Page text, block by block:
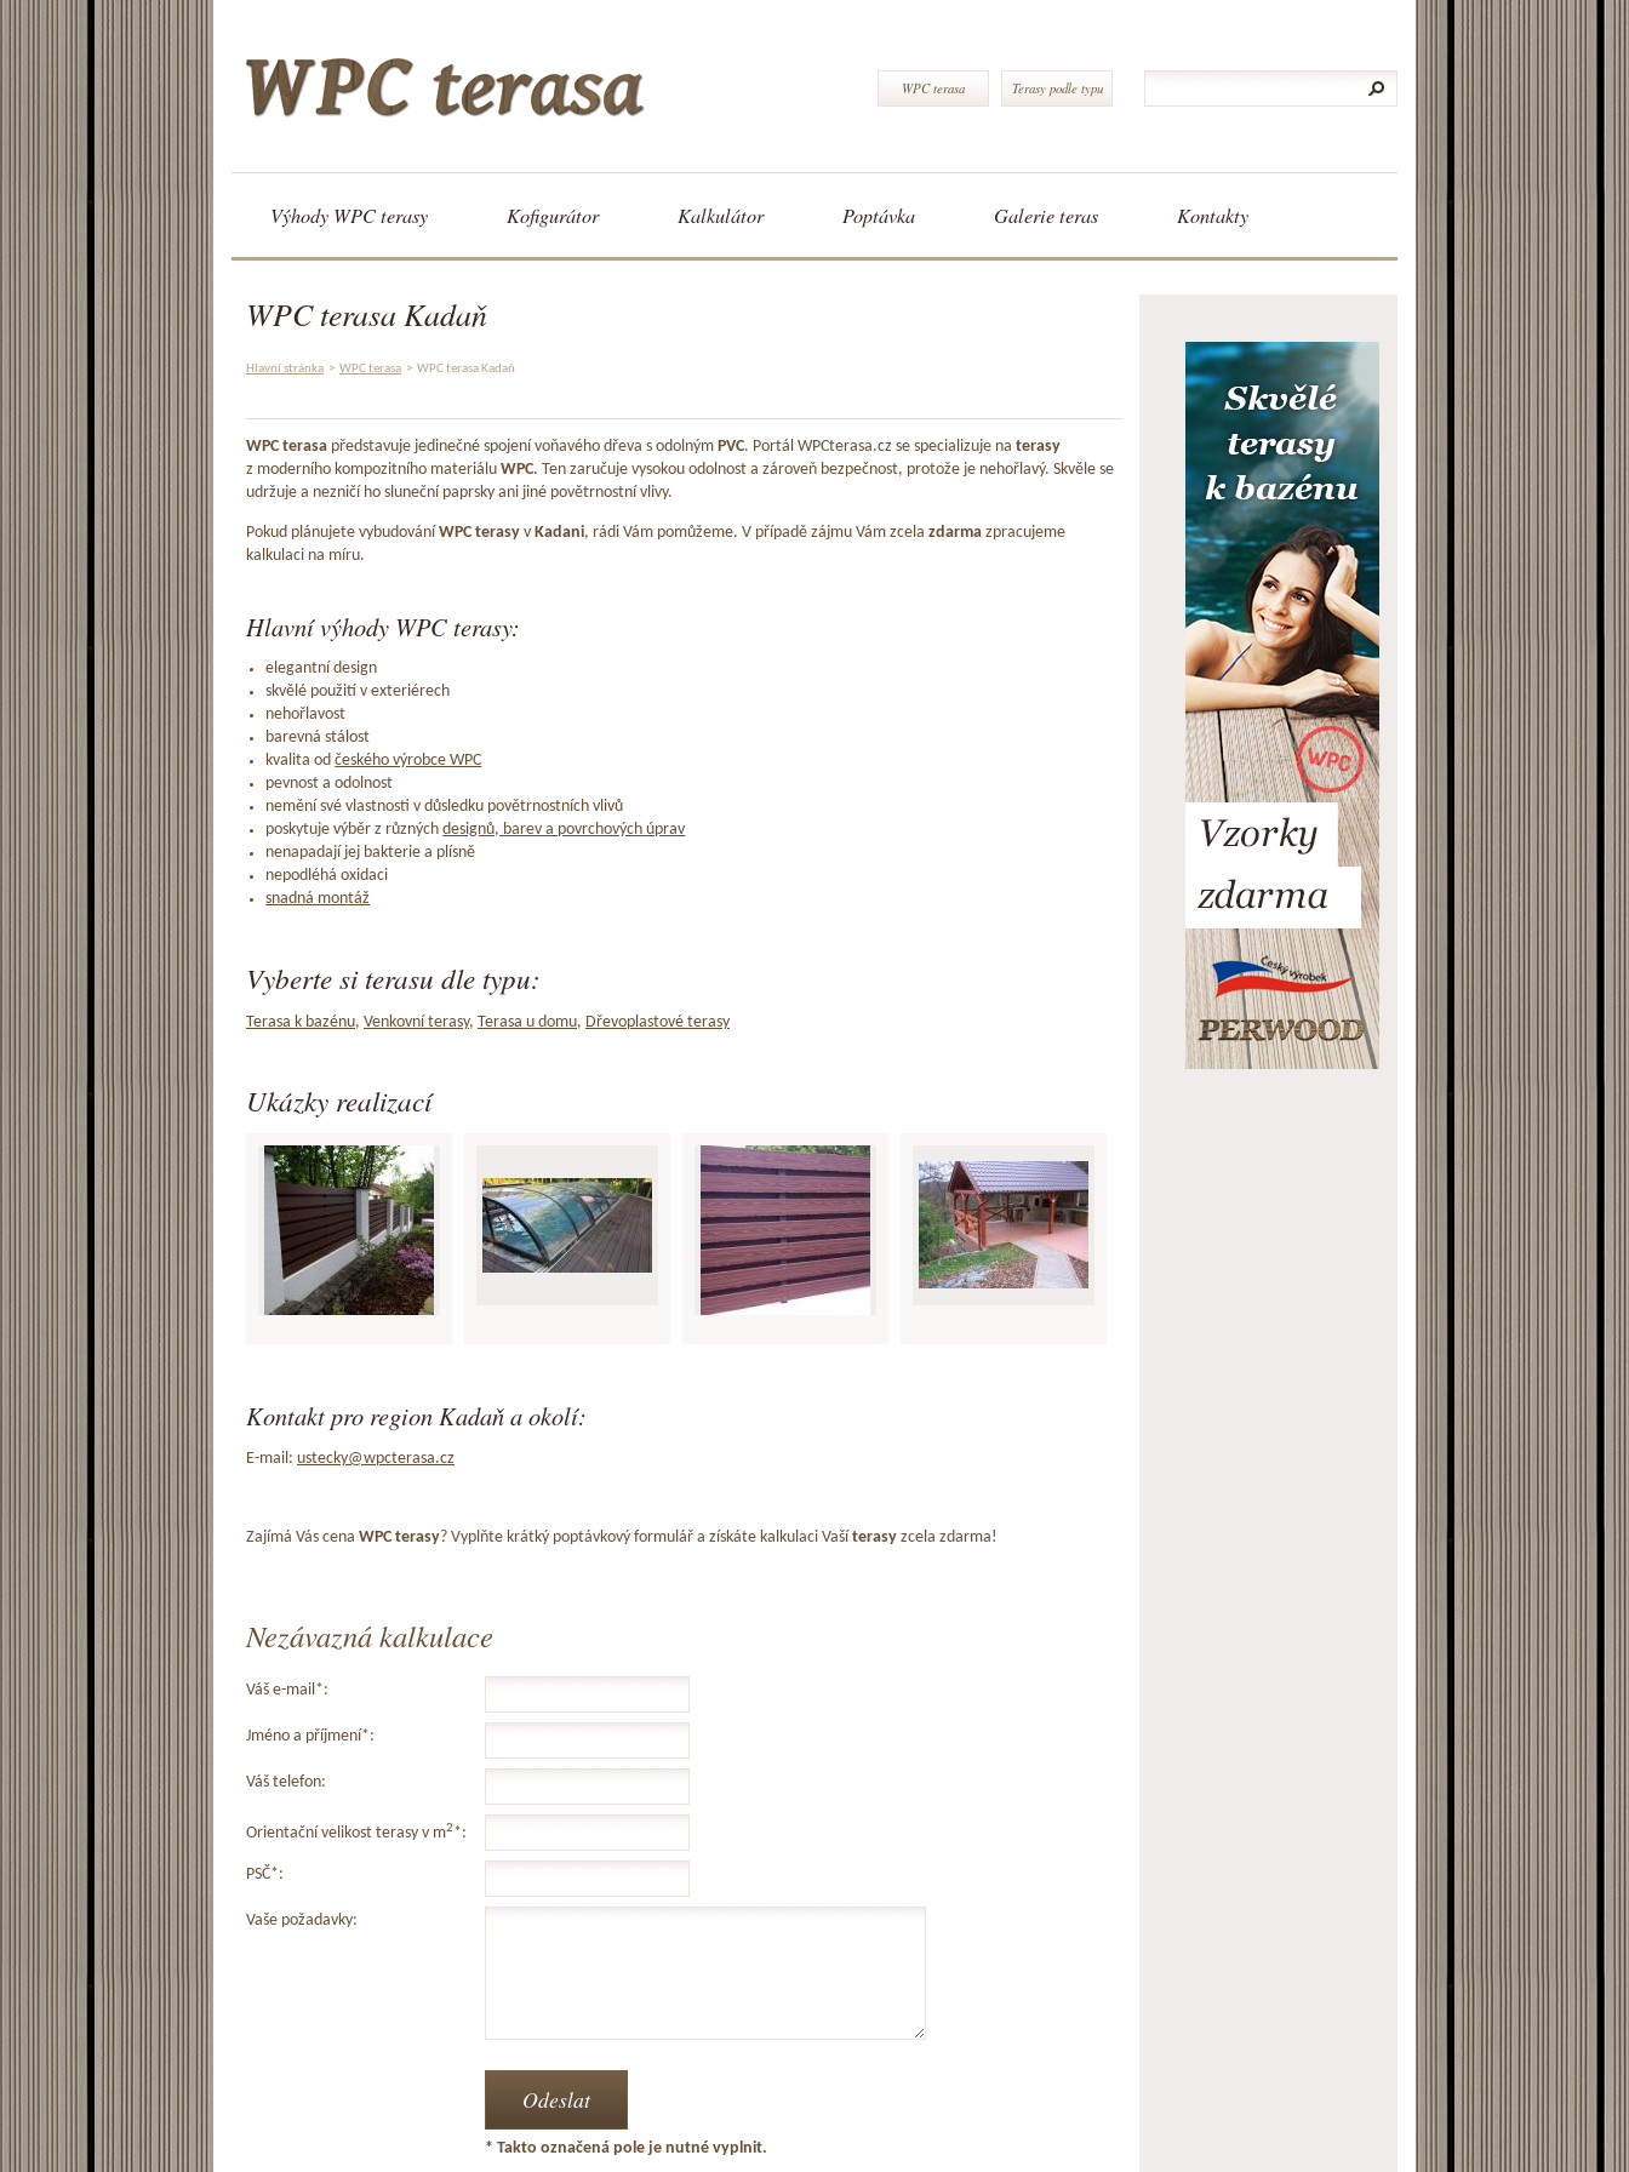
WPC terasa Terasy podle typu
Výhody WPC terasy Kofigurátor Kalkulátor Poptávka Galerie teras Kontakty
WPC terasa Kadaň
Hlavní stránka > WPC terasa > WPC terasa Kadaň
WPC terasa představuje jedinečné spojení voňavého dřeva s odolným PVC. Portál WPCterasa.cz se specializuje na terasy
z moderního kompozitního materiálu WPC. Ten zaručuje vysokou odolnost a zároveň bezpečnost, protože je nehořlavý. Skvěle se
udržuje a nezničí ho sluneční paprsky ani jiné povětrnostní vlivy.
Pokud plánujete vybudování WPC terasy v Kadani, rádi Vám pomůžeme. V případě zájmu Vám zcela zdarma zpracujeme
kalkulaci na míru.
Hlavní výhody WPC terasy:
elegantní design
skvělé použití v exteriérech
nehořlavost
barevná stálost
kvalita odčeského výrobce WPC
pevnost a odolnost
nemění své vlastnosti v důsledku povětrnostních vlivů
poskytuje výběr z různýchdesignů, barev a povrchových úprav
nenapadají jej bakterie a plísně
nepodléhá oxidaci
snadná montáž
Vyberte si terasu dle typu:
Terasa k bazénu, Venkovní terasy, Terasa u domu, Dřevoplastové terasy
Ukázky realizací
Kontakt pro region Kadaň a okolí:
E-mail: ustecky@wpcterasa.cz
Zajímá Vás cena WPC terasy? Vyplňte krátký poptávkový formulář a získáte kalkulaci Vaší terasy zcela zdarma!
Nezávazná kalkulace
Váš e-mail*:
Jméno a příjmení*:
Váš telefon:
Orientační velikost terasy v m2*:
PSČ*:
Vaše požadavky:
* Takto označená pole je nutné vyplnit.